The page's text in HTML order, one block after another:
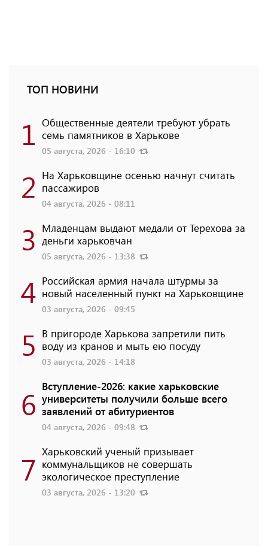
ТОП НОВИНИ
1 Общественные деятели требуют убрать
семь памятников в Харькове
05 августа, 2026 - 16:10
2 На Харьковщине осенью начнут считать
пассажиров
04 августа, 2026 - 08:11
3 Младенцам выдают медали от Терехова за
деньги харьковчан
05 августа, 2026 - 13:38
4 Российская армия начала штурмы за
новый населенный пункт на Харьковщине
03 августа, 2026 - 09:45
5 В пригороде Харькова запретили пить
воду из кранов и мыть ею посуду
03 августа, 2026 - 14:18
6 Вступление-2026: какие харьковские
университеты получили больше всего
заявлений от абитуриентов
04 августа, 2026 - 09:48
7 Харьковский ученый призывает
коммунальщиков не совершать
экологическое преступление
03 августа, 2026 - 13:20